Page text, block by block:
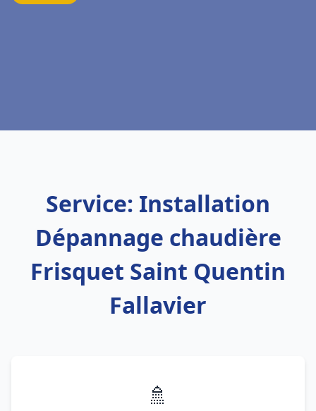
Service: Installation
Dépannage chaudière
Frisquet Saint Quentin
Fallavier
🚿